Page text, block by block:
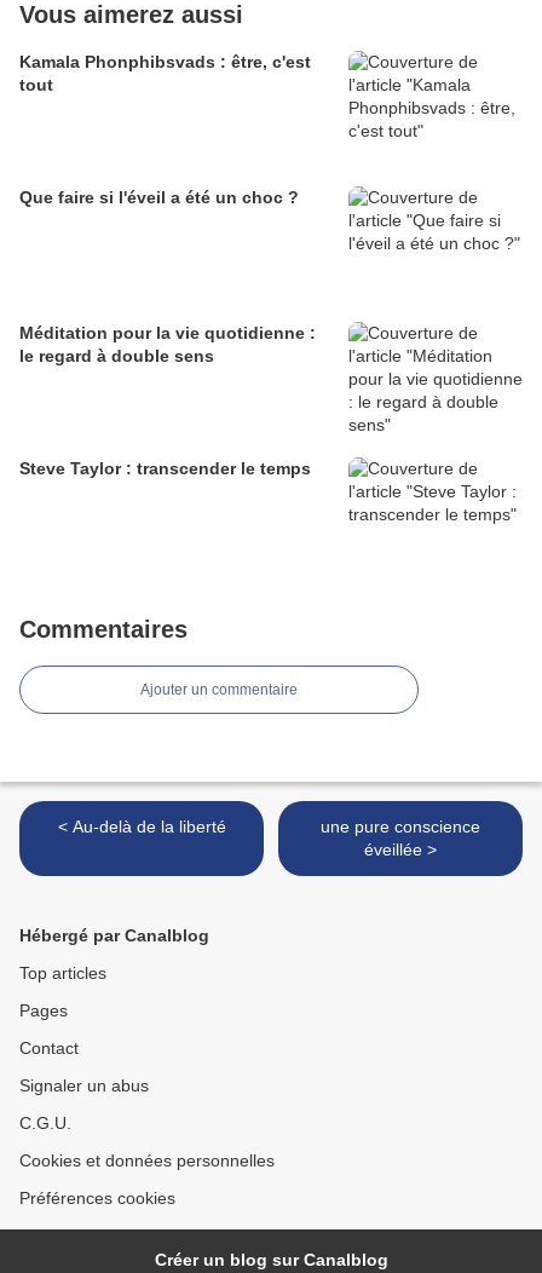
Vous aimerez aussi
Kamala Phonphibsvads : être, c'est
tout
Que faire si l'éveil a été un choc ?
Méditation pour la vie quotidienne :
le regard à double sens
Steve Taylor : transcender le temps
Commentaires
Ajouter un commentaire
< Au-delà de la liberté
une pure conscience
éveillée >
Hébergé par Canalblog
Top articles
Pages
Contact
Signaler un abus
C.G.U.
Cookies et données personnelles
Préférences cookies
Créer un blog sur Canalblog